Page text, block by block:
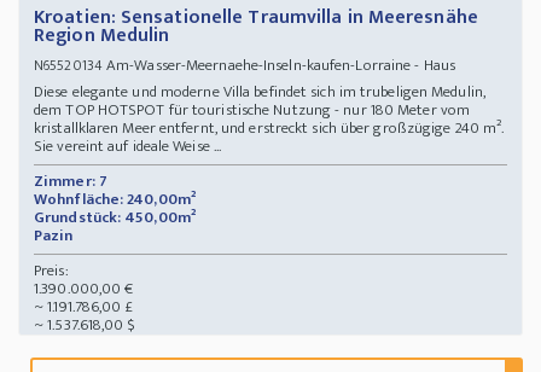
Kroatien: Sensationelle Traumvilla in Meeresnähe
Region Medulin
N65520134Am-Wasser-Meernaehe-Inseln-kaufen-Lorraine - Haus
Diese elegante und moderne Villa befindet sich im trubeligen Medulin,
dem TOP HOTSPOT für touristische Nutzung - nur 180 Meter vom
kristallklaren Meer entfernt, und erstreckt sich über großzügige 240 m².
Sie vereint auf ideale Weise ...
Zimmer: 7
Wohnfläche: 240,00m²
Grundstück: 450,00m²
Pazin
Preis:
1.390.000,00 €
~ 1.191.786,00 £
~ 1.537.618,00 $